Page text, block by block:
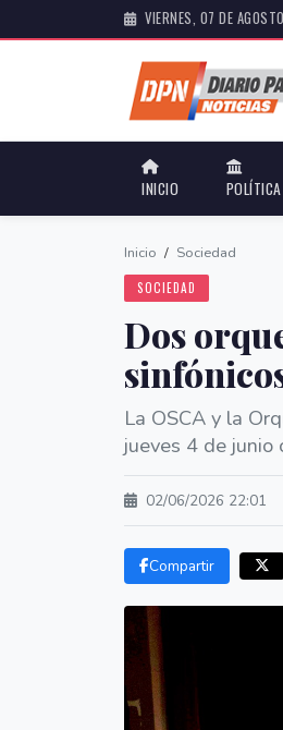
VIERNES, 07 DE
INICIO POLÍTICA
Inicio / Sociedad
SOCIEDAD
Dos
La OSCA y la
jueves 4 de
02/06/2026 22:01
Compartir